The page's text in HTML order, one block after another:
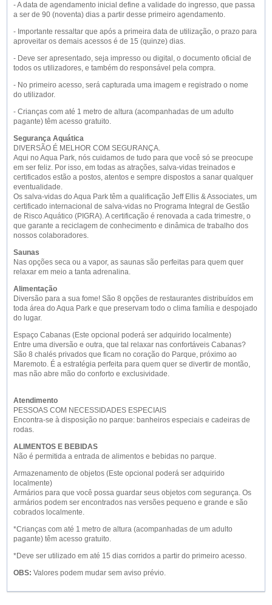
- A data de agendamento inicial define a validade do ingresso, que passa
a ser de 90 (noventa) dias a partir desse primeiro agendamento.
- Importante ressaltar que após a primeira data de utilização, o prazo para
aproveitar os demais acessos é de 15 (quinze) dias.
- Deve ser apresentado, seja impresso ou digital, o documento oficial de
todos os utilizadores, e também do responsável pela compra.
- No primeiro acesso, será capturada uma imagem e registrado o nome
do utilizador.
- Crianças com até 1 metro de altura (acompanhadas de um adulto
pagante) têm acesso gratuito.
Segurança Aquática
DIVERSÃO É MELHOR COM SEGURANÇA.
Aqui no Aqua Park, nós cuidamos de tudo para que você só se preocupe
em ser feliz. Por isso, em todas as atrações, salva-vidas treinados e
certificados estão a postos, atentos e sempre dispostos a sanar qualquer
eventualidade.
Os salva-vidas do Aqua Park têm a qualificação Jeff Ellis & Associates, um
certificado internacional de salva-vidas no Programa Integral de Gestão
de Risco Aquático (PIGRA). A certificação é renovada a cada trimestre, o
que garante a reciclagem de conhecimento e dinâmica de trabalho dos
nossos colaboradores.
Saunas
Nas opções seca ou a vapor, as saunas são perfeitas para quem quer
relaxar em meio a tanta adrenalina.
Alimentação
Diversão para a sua fome! São 8 opções de restaurantes distribuídos em
toda área do Aqua Park e que preservam todo o clima família e despojado
do lugar.
Espaço Cabanas (Este opcional poderá ser adquirido localmente)
Entre uma diversão e outra, que tal relaxar nas confortáveis Cabanas?
São 8 chalés privados que ficam no coração do Parque, próximo ao
Maremoto. É a estratégia perfeita para quem quer se divertir de montão,
mas não abre mão do conforto e exclusividade.
Atendimento
PESSOAS COM NECESSIDADES ESPECIAIS
Encontra-se à disposição no parque: banheiros especiais e cadeiras de
rodas.
ALIMENTOS E BEBIDAS
Não é permitida a entrada de alimentos e bebidas no parque.
Armazenamento de objetos (Este opcional poderá ser adquirido
localmente)
Armários para que você possa guardar seus objetos com segurança. Os
armários podem ser encontrados nas versões pequeno e grande e são
cobrados localmente.
*Crianças com até 1 metro de altura (acompanhadas de um adulto
pagante) têm acesso gratuito.
*Deve ser utilizado em até 15 dias corridos a partir do primeiro acesso.
OBS:Valores podem mudar sem aviso prévio.